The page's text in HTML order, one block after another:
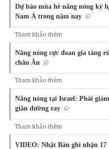
Dự báo mùa hè nắng nóng kỷ
Nam Á trong năm nay
Tham khảo thêm
Nắng nóng cực đoan gia tăng
châu Âu
Tham khảo thêm
Nắng nóng tại Israel: Phải
giãn đường ray
Tham khảo thêm
VIDEO: Nhật Bản ghi nhận 17